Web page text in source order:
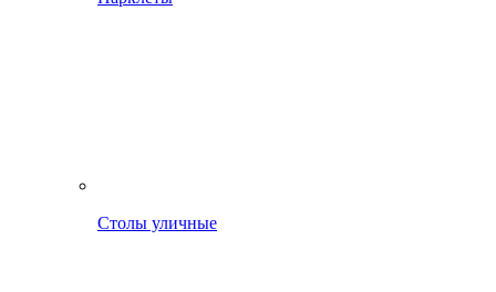
Столы уличные